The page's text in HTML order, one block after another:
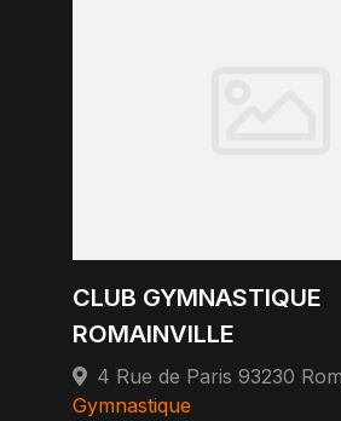
CLUB GYMNASTIQUE
ROMAINVILLE
4 Rue de Paris 93230
Gymnastique